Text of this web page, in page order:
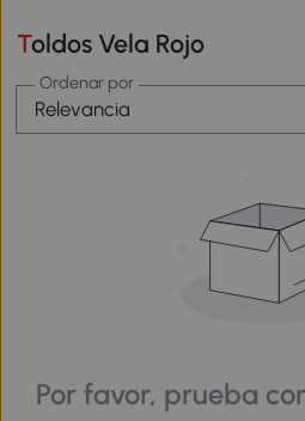
Toldos Vela Rojo
Ordenar por
Relevancia
Por favor, prueba